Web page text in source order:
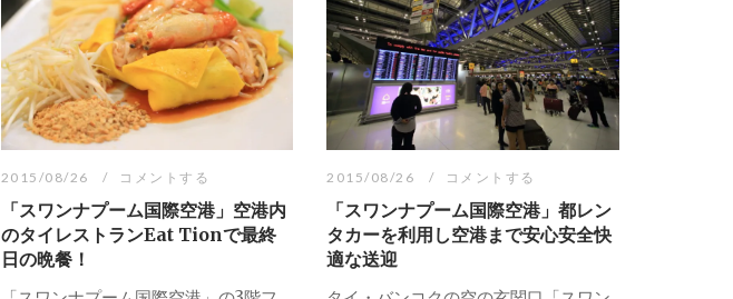
2015/08/26 コメントする
「スワンナプーム国際空港」空港内
のタイレストランEat Tionで最終
日の晩餐！
2015/08/26 コメントする
「スワンナプーム国際空港」都レン
タカーを利用し空港まで安心安全快
適な送迎